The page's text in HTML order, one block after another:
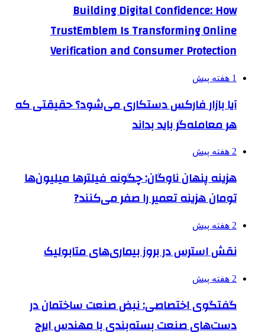
Building Digital Confidence: How
TrustEmblem Is Transforming Online
Verification and Consumer Protection
1 هفته پیش
آیا بازار فارکس دستکاری می‌شود؟ حقیقتی که
هر معامله‌گر باید بداند
2 هفته پیش
هزینه پنهان ناوگان: چگونه فیلترها میلیون‌ها
تومان هزینه تعمیر را صفر می‌کنند?
2 هفته پیش
نقش استرس در بروز بیماری‌های متابولیک
2 هفته پیش
گفتگوی اختصاصی: نبض صنعت ساختمان در
دست‌های صنعت بسته‌بندی با مهندس ایرج